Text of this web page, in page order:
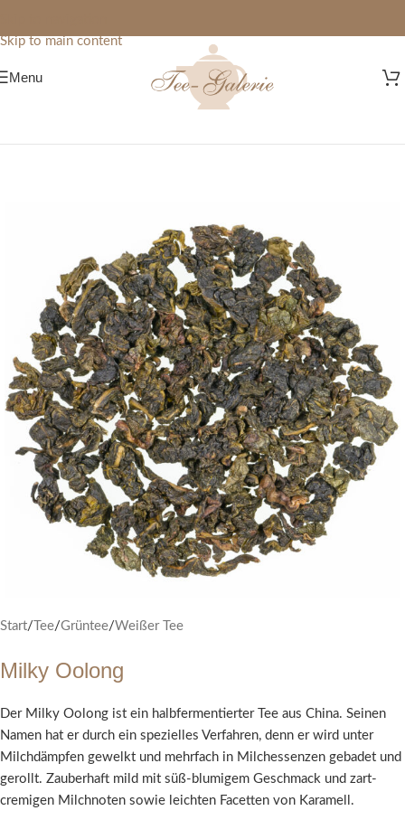
Skip to main content
Menu
Start/ Tee/Grüntee/Weißer Tee
Milky Oolong
Der Milky Oolong ist ein halbfermentierter Tee aus China. Seinen
Namen hat er durch ein spezielles Verfahren, denn er wird unter
Milchdämpfen gewelkt und mehrfach in Milchessenzen gebadet und
gerollt. Zauberhaft mild mit süß-blumigem Geschmack und zart-
cremigen Milchnoten sowie leichten Facetten von Karamell.